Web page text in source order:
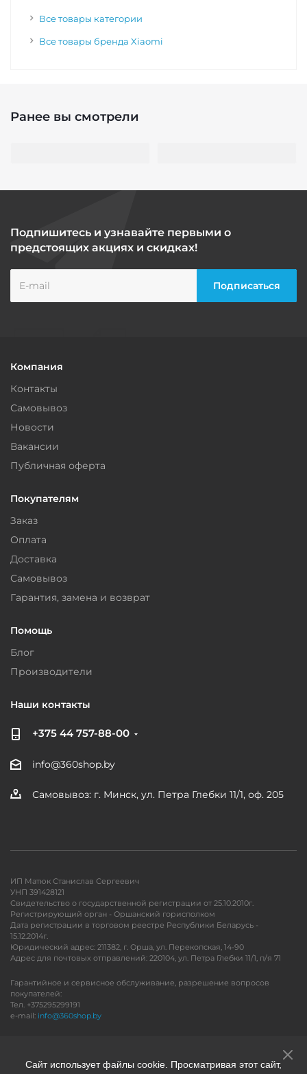
Все товары категории
Все товары бренда Xiaomi
Ранее вы смотрели
Подпишитесь и узнавайте первыми о
предстоящих акциях и скидках!
Компания
Контакты
Самовывоз
Новости
Вакансии
Публичная оферта
Покупателям
Заказ
Оплата
Доставка
Самовывоз
Гарантия, замена и возврат
Помощь
Блог
Производители
Наши контакты
+375 44 757-88-00
info@360shop.by
Самовывоз: г. Минск, ул. Петра Глебки 11/1, оф. 205
ИП Матюк Станислав Сергеевич
УНП 391428121
Свидетельство о государственной регистрации от 25.10.2010г.
Регистрирующий орган - Оршанский горисполком
Дата регистрации в торговом реестре Республики Беларусь -
15.12.2014г.
Юридический адрес: 211382, г. Орша, ул. Перекопская, 14-90
Адрес для почтовых отправлений: 220104, ул. Петра Глебки 11/1, п/я 71
Гарантийное и сервисное обслуживание, разрешение вопросов
покупателей:
Тел. +375295299191
e-mail: info@360shop.by
Сайт использует файлы cookie. Просматривая этот сайт,